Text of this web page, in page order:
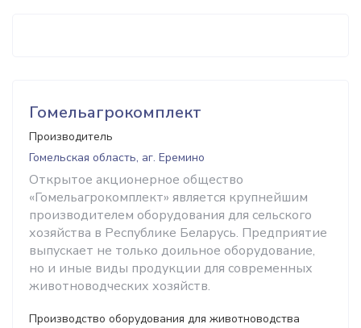
Гомельагрокомплект
Производитель
Гомельская область, аг. Еремино
Открытое акционерное общество
«Гомельагрокомплект» является крупнейшим
производителем оборудования для сельского
хозяйства в Республике Беларусь. Предприятие
выпускает не только доильное оборудование,
но и иные виды продукции для современных
животноводческих хозяйств.
Производство оборудования для животноводства